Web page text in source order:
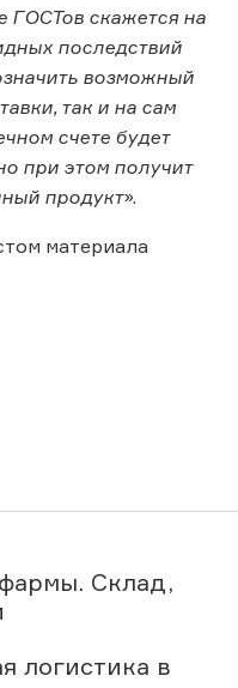
ГОСТов скажется на
последствий
возможный
так и на сам
счете будет
при этом получит
продукт».
материала
Склад,
логистика в